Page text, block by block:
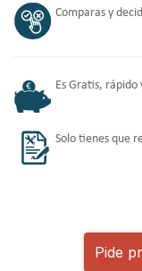
Comparas y
Es Gratis,
Solo tienes que
Pide